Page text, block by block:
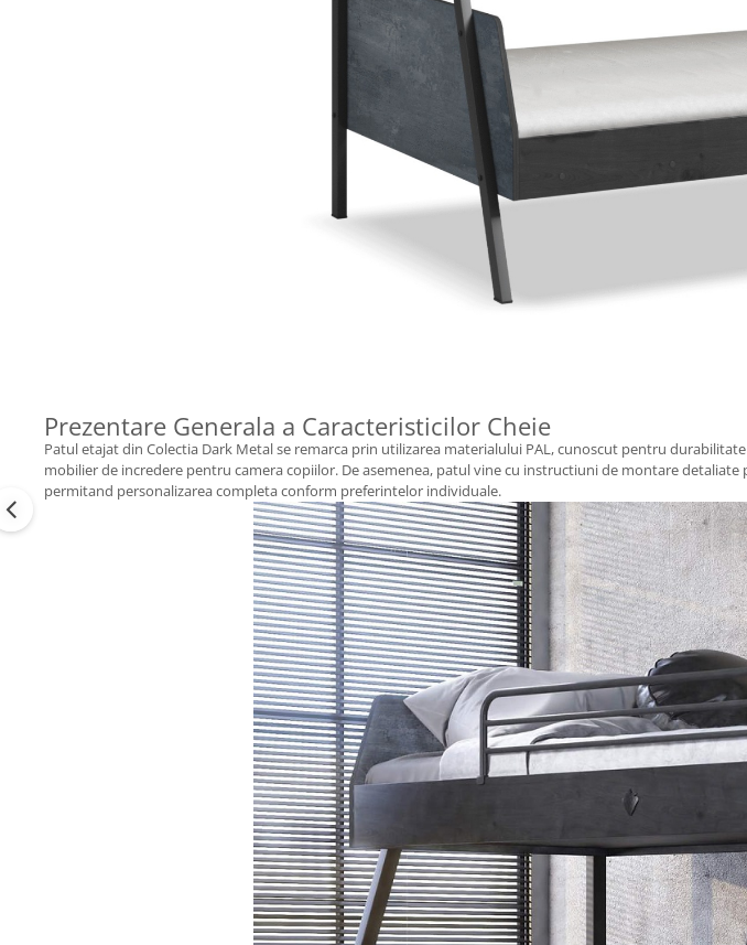
Prezentare Generala a Caracteristicilor Cheie
Patul etajat din Colectia Dark Metal se remarca prin utilizarea materialului PAL, cunoscut pentru
mobilier de incredere pentru camera copiilor. De asemenea, patul vine cu instructiuni de montare
permitand personalizarea completa conform preferintelor individuale.